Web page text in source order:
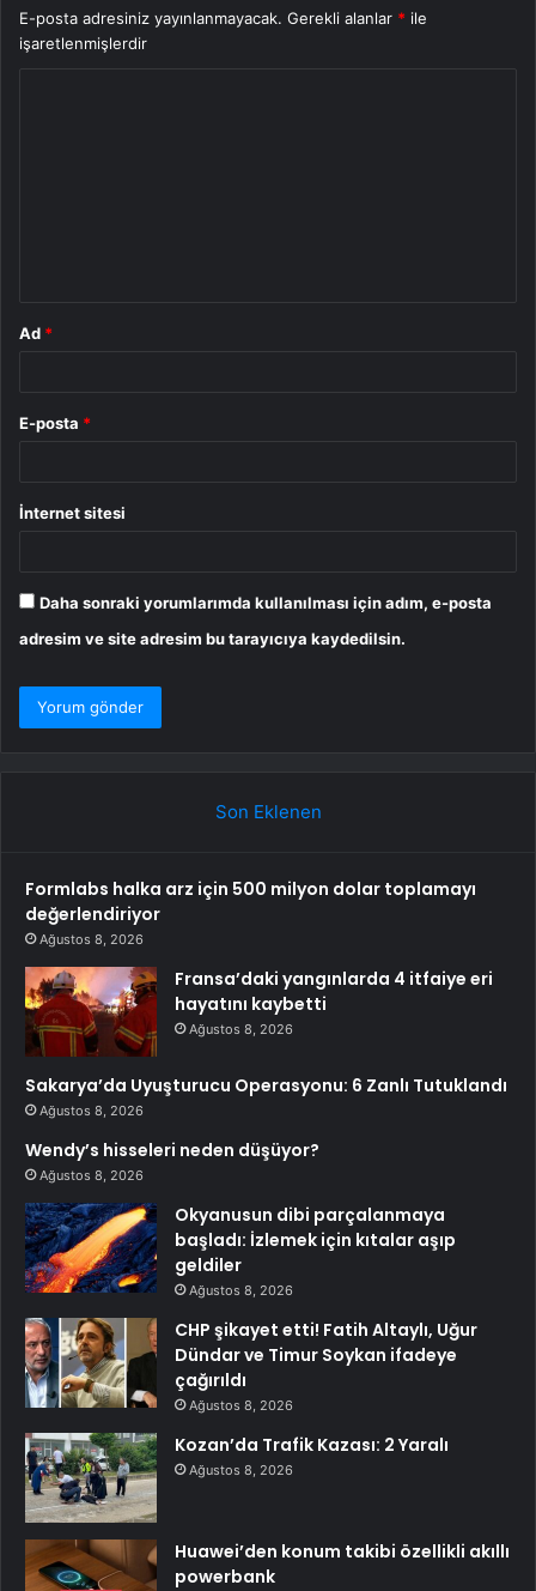
E-posta adresiniz yayınlanmayacak. Gerekli alanlar * ile
işaretlenmişlerdir
Ad *
E-posta *
İnternet sitesi
Daha sonraki yorumlarımda kullanılması için adım, e-posta
adresim ve site adresim bu tarayıcıya kaydedilsin.
Son Eklenen
Formlabs halka arz için 500 milyon dolar toplamayı
değerlendiriyor
Ağustos 8, 2026
Fransa’daki yangınlarda 4 itfaiye eri
hayatını kaybetti
Ağustos 8, 2026
Sakarya’da Uyuşturucu Operasyonu: 6 Zanlı Tutuklandı
Ağustos 8, 2026
Wendy’s hisseleri neden düşüyor?
Ağustos 8, 2026
Okyanusun dibi parçalanmaya
başladı: İzlemek için kıtalar aşıp
geldiler
Ağustos 8, 2026
CHP şikayet etti! Fatih Altaylı, Uğur
Dündar ve Timur Soykan ifadeye
çağırıldı
Ağustos 8, 2026
Kozan’da Trafik Kazası: 2 Yaralı
Ağustos 8, 2026
Huawei’den konum takibi özellikli akıllı
powerbank